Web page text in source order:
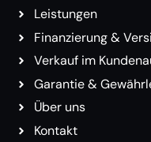
Leistungen
Finanzierung &
Verkauf im
Garantie &
Über uns
Kontakt